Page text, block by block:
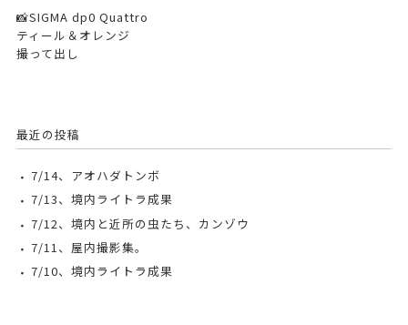
📸SIGMA dp0 Quattro
ティール＆オレンジ
撮って出し
最近の投稿
7/14、アオハダトンボ
7/13、境内ライトラ成果
7/12、境内と近所の虫たち、カンゾウ
7/11、屋内撮影集。
7/10、境内ライトラ成果